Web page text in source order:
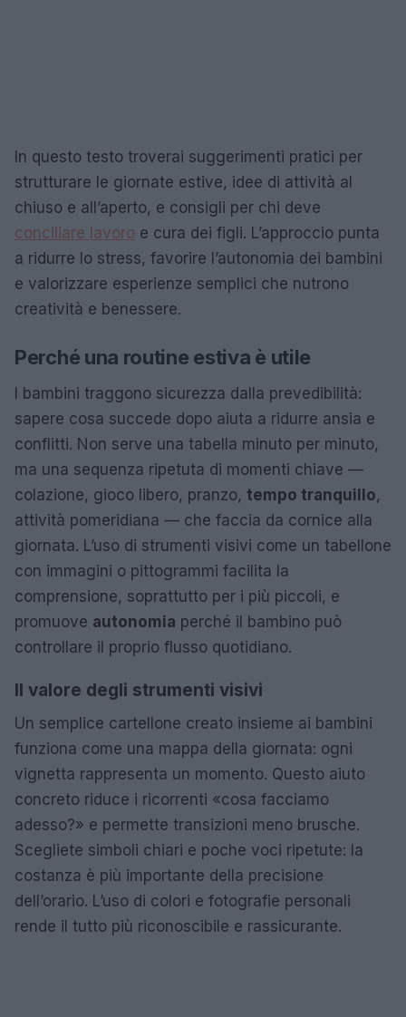
In questo testo troverai suggerimenti pratici per
strutturare le giornate estive, idee di attività al
chiuso e all’aperto, e consigli per chi deve
conciliare lavoro e cura dei figli. L’approccio punta
a ridurre lo stress, favorire l’autonomia dei bambini
e valorizzare esperienze semplici che nutrono
creatività e benessere.
Perché una routine estiva è utile
I bambini traggono sicurezza dalla prevedibilità:
sapere cosa succede dopo aiuta a ridurre ansia e
conflitti. Non serve una tabella minuto per minuto,
ma una sequenza ripetuta di momenti chiave —
colazione, gioco libero, pranzo, tempo tranquillo,
attività pomeridiana — che faccia da cornice alla
giornata. L’uso di strumenti visivi come un tabellone
con immagini o pittogrammi facilita la
comprensione, soprattutto per i più piccoli, e
promuove autonomia perché il bambino può
controllare il proprio flusso quotidiano.
Il valore degli strumenti visivi
Un semplice cartellone creato insieme ai bambini
funziona come una mappa della giornata: ogni
vignetta rappresenta un momento. Questo aiuto
concreto riduce i ricorrenti «cosa facciamo
adesso?» e permette transizioni meno brusche.
Scegliete simboli chiari e poche voci ripetute: la
costanza è più importante della precisione
dell’orario. L’uso di colori e fotografie personali
rende il tutto più riconoscibile e rassicurante.